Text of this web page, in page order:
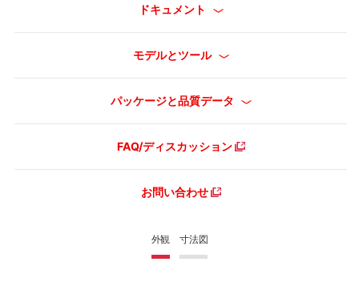
外観 寸法図
ドキュメント
モデルとツール
パッケージと品質データ
FAQ/ディスカッション
お問い合わせ